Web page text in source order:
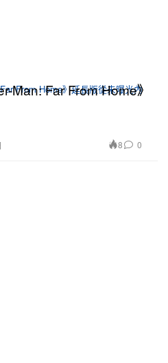
Man: Far From Home》
8 0